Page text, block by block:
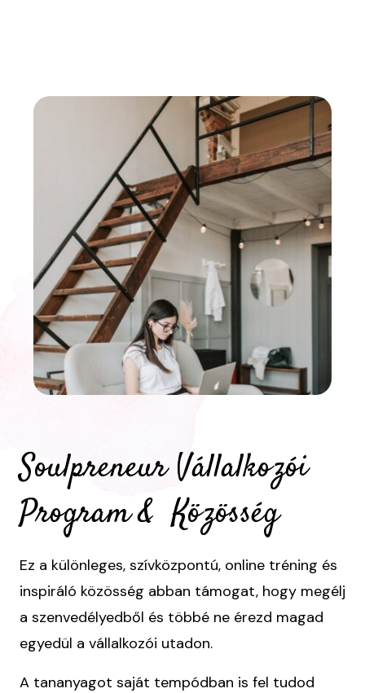
Soulpreneur Vállalkozói
Program & Közösség
Ez a különleges, szívközpontú, online tréning és
inspiráló közösség abban támogat, hogy megélj
a szenvedélyedből és többé ne érezd magad
egyedül a vállalkozói utadon.
A tananyagot saját tempódban is fel tudod